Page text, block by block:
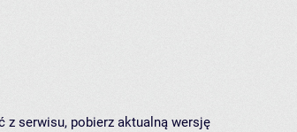
z serwisu, pobierz aktualną wersję